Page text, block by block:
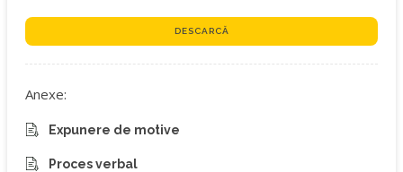
DESCARCĂ
Anexe:
Expunere de motive
Proces verbal